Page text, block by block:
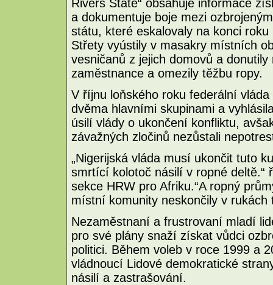
Rivers State“ obsahuje informace
a dokumentuje boje mezi
státu, které eskalovaly na konci
Střety vyústily v masakry místních
vesničanů z jejich domovů a
zaměstnance a omezily těžbu ropy.
V říjnu loňského roku federální
dvěma hlavními skupinami a
úsilí vlády o ukončení konfliktu,
závažných zločinů nezůstali
„Nigerijská vláda musí ukončit tuto
smrtící kolotoč násilí v ropné deltě.“
sekce HRW pro Afriku.“A ropný
místní komunity neskončily v
Nezaměstnaní a frustrovaní mladí
pro své plány snaží získat vůdci
politici. Během voleb v roce 1999 a
vládnoucí Lidové demokratické
násilí a zastrašování.